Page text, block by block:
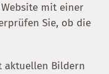
mit einer
Sie, ob die
aktuellen Bildern